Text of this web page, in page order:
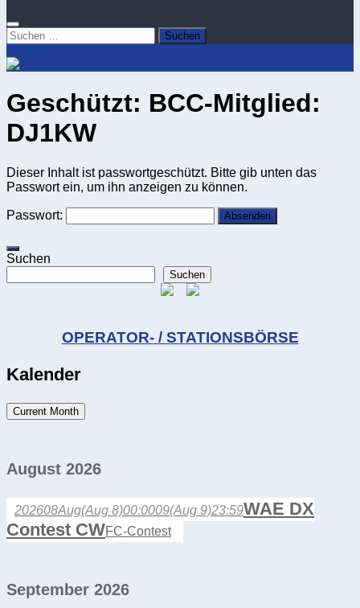
Suchen
nach:
Geschützt: BCC-Mitglied:
DJ1KW
Dieser Inhalt ist passwortgeschützt. Bitte gib unten das
Passwort ein, um ihn anzeigen zu können.
Passwort:
Suchen
Suchen
OPERATOR- / STATIONSBÖRSE
Kalender
Current Month
August 2026
202608Aug(Aug 8)00:0009(Aug 9)23:59WAE DX
Contest CWFC-Contest
September 2026